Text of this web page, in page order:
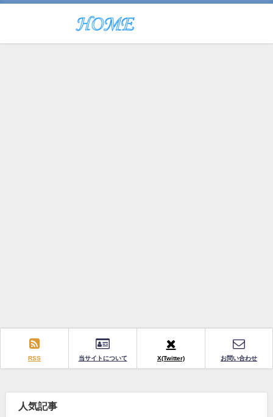
RSS 当サイトについて X(Twitter) お問い合わせ
人気記事